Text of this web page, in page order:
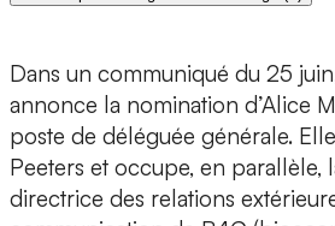
Dans un communiqué du 25
annonce la nomination d’Alice
poste de déléguée générale.
Peeters et occupe, en parallèle,
directrice des relations